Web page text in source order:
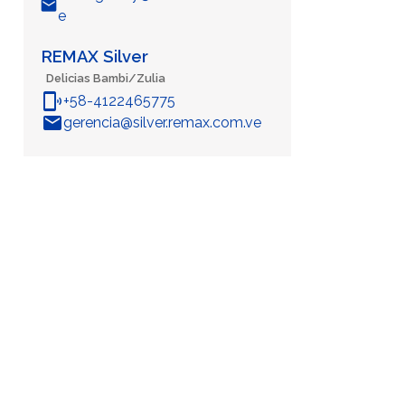
email
e
REMAX Silver
Delicias Bambi/Zulia
phonelink_ring+58-4122465775
emailgerencia@silver.remax.com.ve